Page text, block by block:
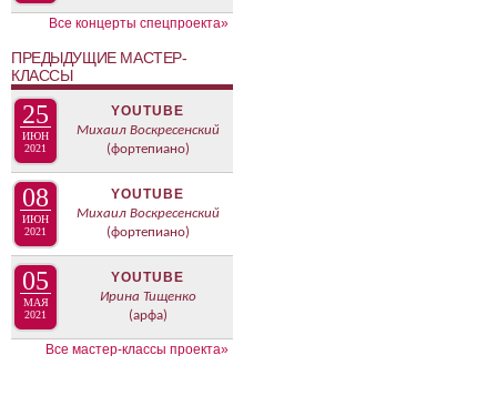
Все концерты спецпроекта»
ПРЕДЫДУЩИЕ МАСТЕР-
КЛАССЫ
25
ИЮН
2021
YOUTUBE
Михаил Воскресенский
(фортепиано)
08
ИЮН
2021
YOUTUBE
Михаил Воскресенский
(фортепиано)
05
МАЯ
2021
YOUTUBE
Ирина Тищенко
(арфа)
Все мастер-классы проекта»